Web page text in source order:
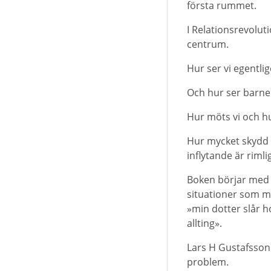
första rummet.
I
centrum.
Hur ser vi
Och hur ser
Hur möts vi och
Hur mycket
inflytande är
Boken börjar
situationer som
»min dotter slår
allting».
Lars H
problem.